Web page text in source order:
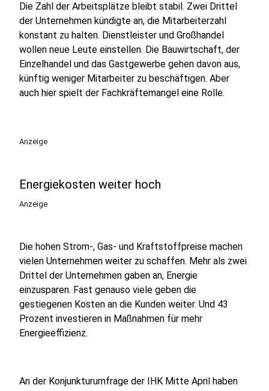
Die Zahl der Arbeitsplätze bleibt stabil. Zwei Drittel
der Unternehmen kündigte an, die Mitarbeiterzahl
konstant zu halten. Dienstleister und Großhandel
wollen neue Leute einstellen. Die Bauwirtschaft, der
Einzelhandel und das Gastgewerbe gehen davon aus,
künftig weniger Mitarbeiter zu beschäftigen. Aber
auch hier spielt der Fachkräftemangel eine Rolle.
Anzeige
Energiekosten weiter hoch
Anzeige
Die hohen Strom-, Gas- und Kraftstoffpreise machen
vielen Unternehmen weiter zu schaffen. Mehr als zwei
Drittel der Unternehmen gaben an, Energie
einzusparen. Fast genauso viele geben die
gestiegenen Kosten an die Kunden weiter. Und 43
Prozent investieren in Maßnahmen für mehr
Energieeffizienz.
An der Konjunkturumfrage der IHK Mitte April haben